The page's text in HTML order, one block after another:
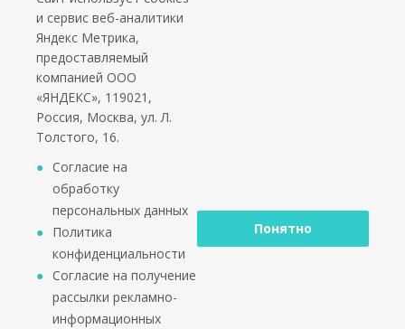
Подпишитесь на еженедельный новостной бюллетень и получайте наши
лучшие материалы каждую пятницу!
Социальные сети
*работаем только с юридическими лицами и ИП
2002 - 2026 © PuntoGroup - производитель городской
мебели.
Производитель имеет право вносить изменения в
техническую документацию с минимальными
и сервис веб-аналитики
Яндекс Метрика,
предоставляемый
компанией ООО
«ЯНДЕКС», 119021,
Россия, Москва, ул. Л.
Толстого, 16.
Согласие на
обработку
персональных данных
Политика
конфиденциальности
Согласие на получение
рассылки рекламно-
информационных
Понятно